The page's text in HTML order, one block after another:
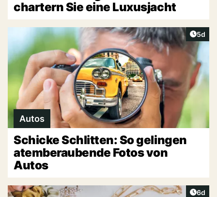
chartern Sie eine Luxusjacht
5d
Autos
Schicke Schlitten: So gelingen
atemberaubende Fotos von
Autos
6d